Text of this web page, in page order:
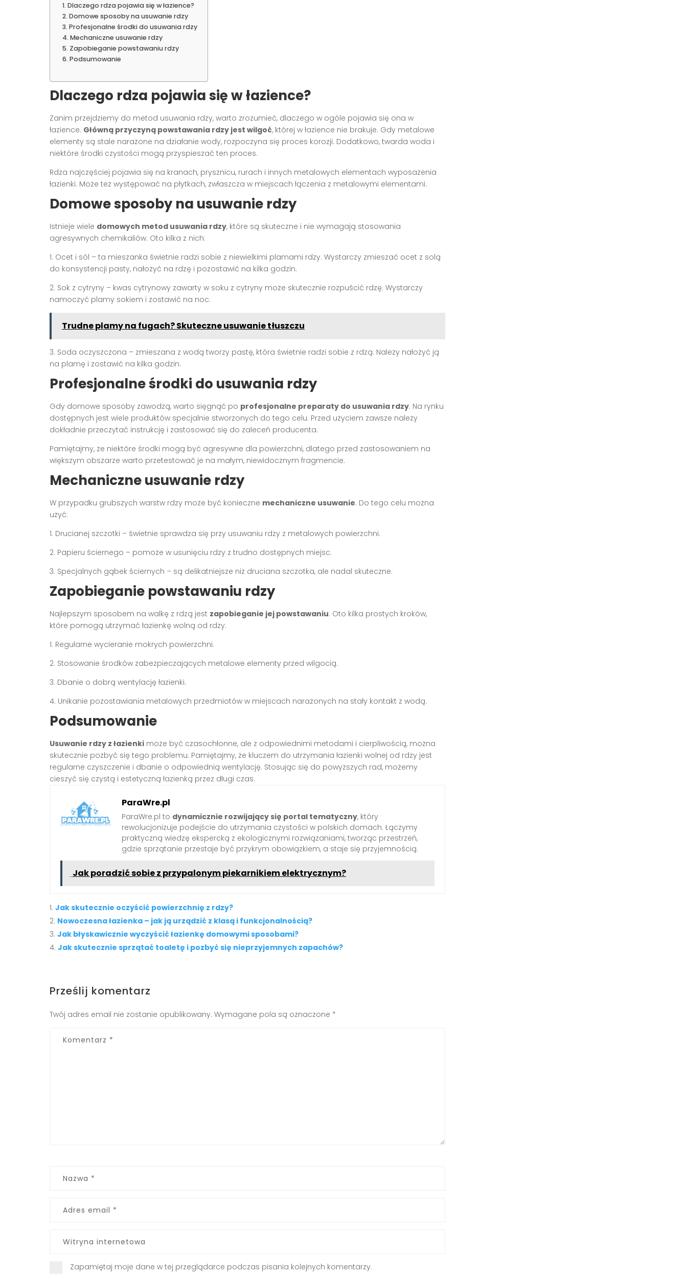
Dlaczego rdza pojawia się w łazience?
Domowe sposoby na usuwanie rdzy
Profesjonalne środki do usuwania rdzy
Mechaniczne usuwanie rdzy
Zapobieganie powstawaniu rdzy
Podsumowanie
Dlaczego rdza pojawia się w łazience?
Zanim przejdziemy do metod usuwania rdzy, warto zrozumieć, dlaczego w ogóle pojawia się ona w
łazience. Główną przyczyną powstawania rdzy jest wilgoć, której w łazience nie brakuje. Gdy metalowe
elementy są stale narażone na działanie wody, rozpoczyna się proces korozji. Dodatkowo, twarda woda i
niektóre środki czystości mogą przyspieszać ten proces.
Rdza najczęściej pojawia się na kranach, prysznicu, rurach i innych metalowych elementach wyposażenia
łazienki. Może też występować na płytkach, zwłaszcza w miejscach łączenia z metalowymi elementami.
Domowe sposoby na usuwanie rdzy
Istnieje wiele domowych metod usuwania rdzy, które są skuteczne i nie wymagają stosowania
agresywnych chemikaliów. Oto kilka z nich:
1. Ocet i sól – ta mieszanka świetnie radzi sobie z niewielkimi plamami rdzy. Wystarczy zmieszać ocet z solą
do konsystencji pasty, nałożyć na rdzę i pozostawić na kilka godzin.
2. Sok z cytryny – kwas cytrynowy zawarty w soku z cytryny może skutecznie rozpuścić rdzę. Wystarczy
namoczyć plamy sokiem i zostawić na noc.
Trudne plamy na fugach? Skuteczne usuwanie tłuszczu
3. Soda oczyszczona – zmieszana z wodą tworzy pastę, która świetnie radzi sobie z rdzą. Należy nałożyć ją
na plamę i zostawić na kilka godzin.
Profesjonalne środki do usuwania rdzy
Gdy domowe sposoby zawodzą, warto sięgnąć po profesjonalne preparaty do usuwania rdzy. Na rynku
dostępnych jest wiele produktów specjalnie stworzonych do tego celu. Przed użyciem zawsze należy
dokładnie przeczytać instrukcję i zastosować się do zaleceń producenta.
Pamiętajmy, że niektóre środki mogą być agresywne dla powierzchni, dlatego przed zastosowaniem na
większym obszarze warto przetestować je na małym, niewidocznym fragmencie.
Mechaniczne usuwanie rdzy
W przypadku grubszych warstw rdzy może być konieczne mechaniczne usuwanie. Do tego celu można
użyć:
1. Drucianej szczotki – świetnie sprawdza się przy usuwaniu rdzy z metalowych powierzchni.
2. Papieru ściernego – pomoże w usunięciu rdzy z trudno dostępnych miejsc.
3. Specjalnych gąbek ściernych – są delikatniejsze niż druciana szczotka, ale nadal skuteczne.
Zapobieganie powstawaniu rdzy
Najlepszym sposobem na walkę z rdzą jest zapobieganie jej powstawaniu. Oto kilka prostych kroków,
które pomogą utrzymać łazienkę wolną od rdzy:
1. Regularne wycieranie mokrych powierzchni.
2. Stosowanie środków zabezpieczających metalowe elementy przed wilgocią.
3. Dbanie o dobrą wentylację łazienki.
4. Unikanie pozostawiania metalowych przedmiotów w miejscach narażonych na stały kontakt z wodą.
Podsumowanie
Usuwanie rdzy z łazienki może być czasochłonne, ale z odpowiednimi metodami i cierpliwością, można
skutecznie pozbyć się tego problemu. Pamiętajmy, że kluczem do utrzymania łazienki wolnej od rdzy jest
regularne czyszczenie i dbanie o odpowiednią wentylację. Stosując się do powyższych rad, możemy
cieszyć się czystą i estetyczną łazienką przez długi czas.
ParaWre.pl
ParaWre.pl to dynamicznie rozwijający się portal tematyczny, który
rewolucjonizuje podejście do utrzymania czystości w polskich domach. Łączymy
praktyczną wiedzę ekspercką z ekologicznymi rozwiązaniami, tworząc przestrzeń,
gdzie sprzątanie przestaje być przykrym obowiązkiem, a staje się przyjemnością.
Jak poradzić sobie z przypalonym piekarnikiem elektrycznym?
Jak skutecznie oczyścić powierzchnię z rdzy?
Nowoczesna łazienka – jak ją urządzić z klasą i funkcjonalnością?
Jak błyskawicznie wyczyścić łazienkę domowymi sposobami?
Jak skutecznie sprzątać toaletę i pozbyć się nieprzyjemnych zapachów?
Prześlij komentarz
Twój adres email nie zostanie opublikowany. Wymagane pola są oznaczone *
Zapamiętaj moje dane w tej przeglądarce podczas pisania kolejnych komentarzy.